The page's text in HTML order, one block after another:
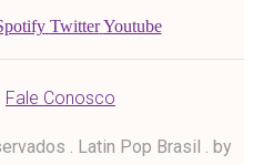
Twitter Youtube
Fale Conosco
. Latin Pop Brasil . by